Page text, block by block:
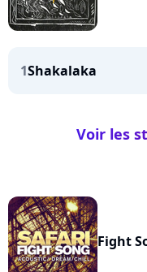
1Shakalaka
Voir les
Fight